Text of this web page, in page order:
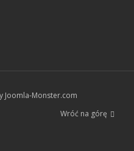
Joomla-Monster.com
Wróć na górę